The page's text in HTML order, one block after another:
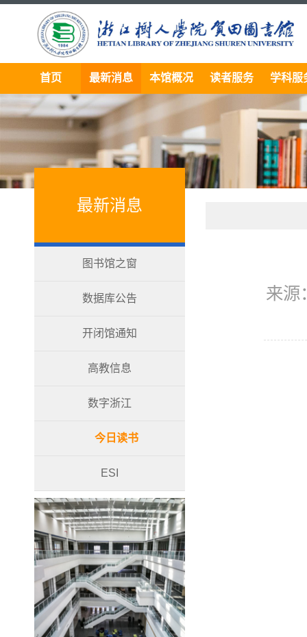
首页 最新消息 本馆概况 读者服务 学科服
最新消息
图书馆之窗
数据库公告
开闭馆通知
高教信息
数字浙江
今日读书
ESI
来源